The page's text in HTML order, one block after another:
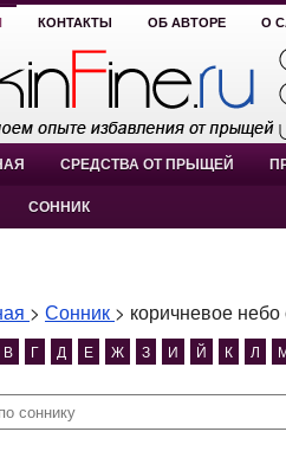
КОНТАКТЫ ОБ АВТОРЕ О
СРЕДСТВА ОТ ПРЫЩЕЙ
СОННИК
> Сонник > коричневое небо
В Г Д Е Ж З И Й К Л